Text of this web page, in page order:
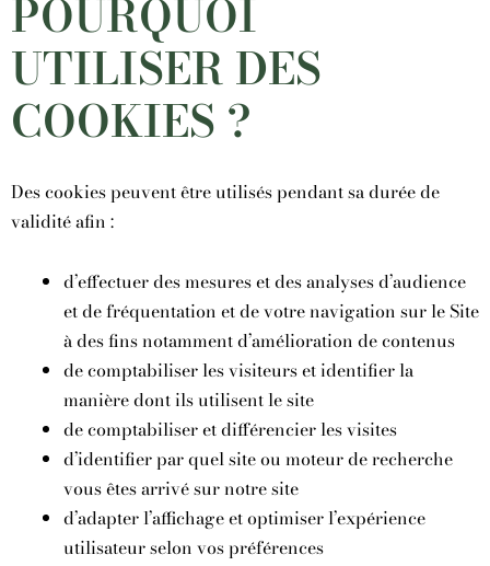
POURQUOI
UTILISER DES
COOKIES ?
Des cookies peuvent être utilisés pendant sa durée de
validité afin :
d’effectuer des mesures et des analyses d’audience
et de fréquentation et de votre navigation sur le Site
à des fins notamment d’amélioration de contenus
de comptabiliser les visiteurs et identifier la
manière dont ils utilisent le site
de comptabiliser et différencier les visites
d’identifier par quel site ou moteur de recherche
vous êtes arrivé sur notre site
d’adapter l’affichage et optimiser l’expérience
utilisateur selon vos préférences